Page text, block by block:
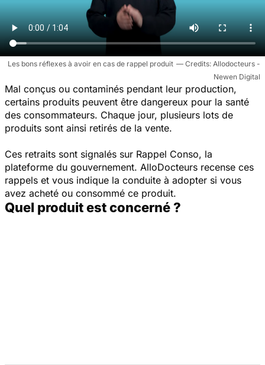
Les bons réflexes à avoir en cas de rappel produit
Allodocteurs -
Newen Digital
Mal conçus ou contaminés pendant leur production,
certains produits peuvent être dangereux pour la santé
des consommateurs. Chaque jour, plusieurs lots de
produits sont ainsi retirés de la vente.
Ces retraits sont signalés sur Rappel Conso, la
plateforme du gouvernement. AlloDocteurs recense ces
rappels et vous indique la conduite à adopter si vous
avez acheté ou consommé ce produit.
Quel produit est concerné ?